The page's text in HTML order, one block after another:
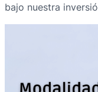
bajo nuestra